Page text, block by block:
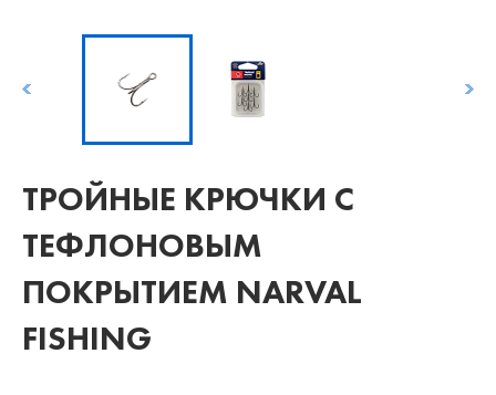
ТРОЙНЫЕ КРЮЧКИ С
ТЕФЛОНОВЫМ
ПОКРЫТИЕМ NARVAL
FISHING